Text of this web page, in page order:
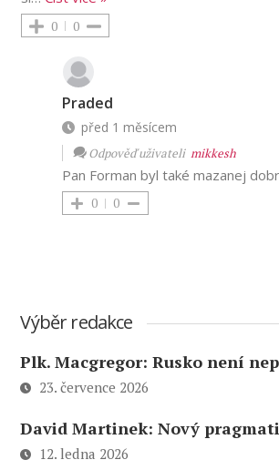
0 0
Praded
před 1 měsícem
Odpověď uživatelimikkesh
Pan Forman byl také mazanej
0 0
Výběr redakce
Plk. Macgregor: Rusko není
23. července 2026
David Martinek: Nový
12. ledna 2026